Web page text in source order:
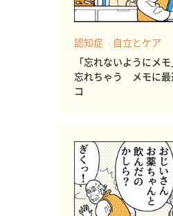
認知症 自立とケア
「忘れないようにメ
忘れちゃう メモに最
コ